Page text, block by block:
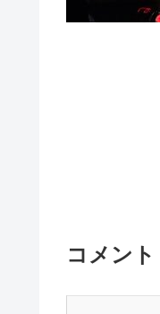
コメント